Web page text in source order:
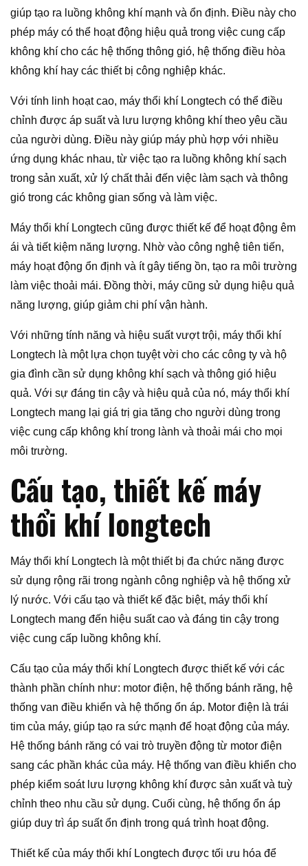
giúp tạo ra luồng không khí mạnh và ổn định. Điều này cho
phép máy có thể hoạt động hiệu quả trong việc cung cấp
không khí cho các hệ thống thông gió, hệ thống điều hòa
không khí hay các thiết bị công nghiệp khác.
Với tính linh hoạt cao, máy thổi khí Longtech có thể điều
chỉnh được áp suất và lưu lượng không khí theo yêu cầu
của người dùng. Điều này giúp máy phù hợp với nhiều
ứng dụng khác nhau, từ việc tạo ra luồng không khí sạch
trong sản xuất, xử lý chất thải đến việc làm sạch và thông
gió trong các không gian sống và làm việc.
Máy thổi khí Longtech cũng được thiết kế để hoạt động êm
ái và tiết kiệm năng lượng. Nhờ vào công nghệ tiên tiến,
máy hoạt động ổn định và ít gây tiếng ồn, tạo ra môi trường
làm việc thoải mái. Đồng thời, máy cũng sử dụng hiệu quả
năng lượng, giúp giảm chi phí vận hành.
Với những tính năng và hiệu suất vượt trội, máy thổi khí
Longtech là một lựa chọn tuyệt vời cho các công ty và hộ
gia đình cần sử dụng không khí sạch và thông gió hiệu
quả. Với sự đáng tin cậy và hiệu quả của nó, máy thổi khí
Longtech mang lại giá trị gia tăng cho người dùng trong
việc cung cấp không khí trong lành và thoải mái cho mọi
môi trường.
Cấu tạo, thiết kế máy
thổi khí longtech
Máy thổi khí Longtech là một thiết bị đa chức năng được
sử dụng rộng rãi trong ngành công nghiệp và hệ thống xử
lý nước. Với cấu tạo và thiết kế đặc biệt, máy thổi khí
Longtech mang đến hiệu suất cao và đáng tin cậy trong
việc cung cấp luồng không khí.
Cấu tạo của máy thổi khí Longtech được thiết kế với các
thành phần chính như: motor điện, hệ thống bánh răng, hệ
thống van điều khiển và hệ thống ổn áp. Motor điện là trái
tim của máy, giúp tạo ra sức mạnh để hoạt động của máy.
Hệ thống bánh răng có vai trò truyền động từ motor điện
sang các phần khác của máy. Hệ thống van điều khiển cho
phép kiểm soát lưu lượng không khí được sản xuất và tuỳ
chỉnh theo nhu cầu sử dụng. Cuối cùng, hệ thống ổn áp
giúp duy trì áp suất ổn định trong quá trình hoạt động.
Thiết kế của máy thổi khí Longtech được tối ưu hóa để